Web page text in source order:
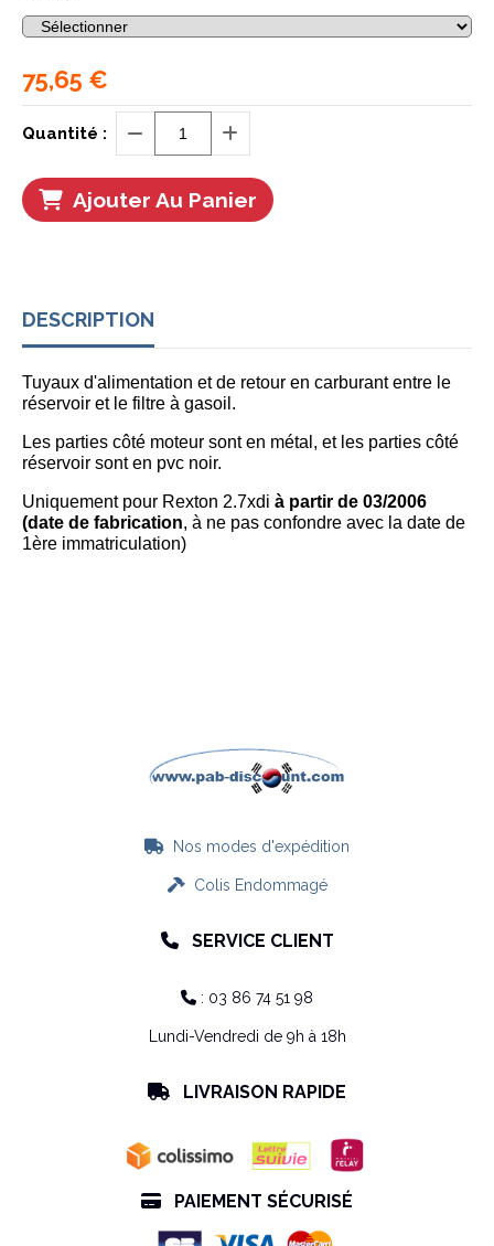
75,65 €
Quantité :
Ajouter Au Panier
DESCRIPTION
Tuyaux d'alimentation et de retour en carburant entre le
réservoir et le filtre à gasoil.
Les parties côté moteur sont en métal, et les parties côté
réservoir sont en pvc noir.
Uniquement pour Rexton 2.7xdi à partir de 03/2006
(date de fabrication, à ne pas confondre avec la date de
1ère immatriculation)
 Nos modes d'expédition
Colis Endommagé
 SERVICE CLIENT
 : 03 86 74 51 98
Lundi-Vendredi de 9h à 18h
 LIVRAISON RAPIDE
 PAIEMENT SÉCURISÉ